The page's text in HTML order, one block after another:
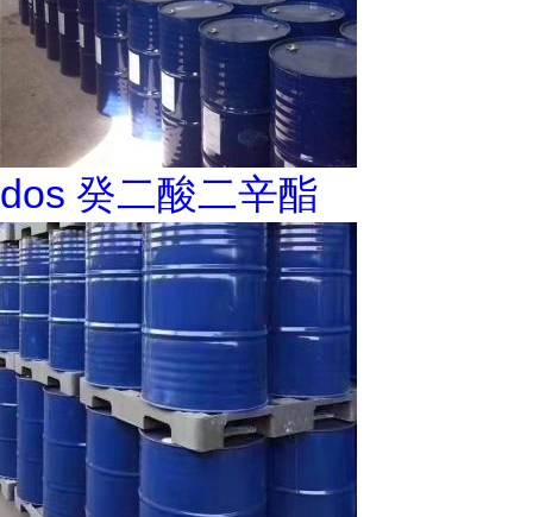
dos 癸二酸二辛酯